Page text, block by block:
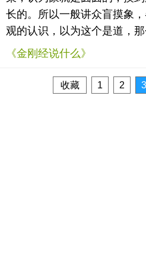
长的。所以一般讲众盲摸象
观的认识，以为这个是道，那
《金刚经说什么》
收藏 1 2 3